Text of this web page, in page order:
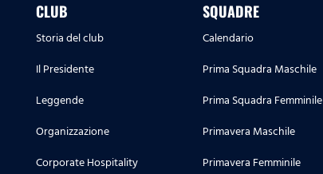
CLUB
Storia del club
Il Presidente
Leggende
Organizzazione
Corporate Hospitality
SQUADRE
Calendario
Prima Squadra Maschile
Prima Squadra Femminile
Primavera Maschile
Primavera Femminile